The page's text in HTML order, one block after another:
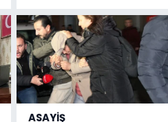
ASAYİŞ